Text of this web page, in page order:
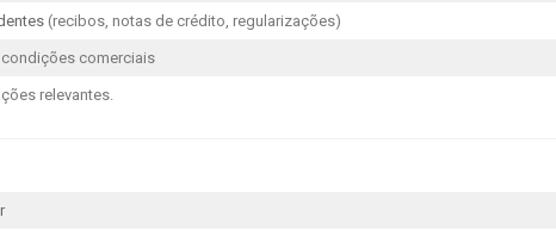
(recibos, notas de crédito, regularizações)
condições comerciais
relevantes.